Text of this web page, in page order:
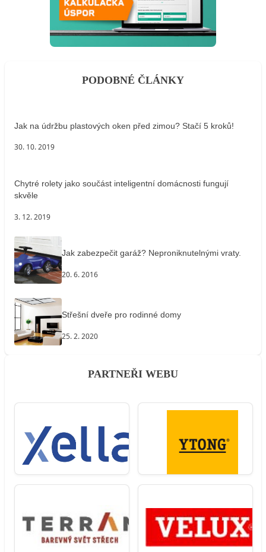
PODOBNÉ ČLÁNKY
Jak na údržbu plastových oken před zimou? Stačí 5 kroků!
30. 10. 2019
Chytré rolety jako součást inteligentní domácnosti fungují
skvěle
3. 12. 2019
Jak zabezpečit garáž? Neproniknutelnými vraty.
20. 6. 2016
Střešní dveře pro rodinné domy
25. 2. 2020
PARTNEŘI WEBU